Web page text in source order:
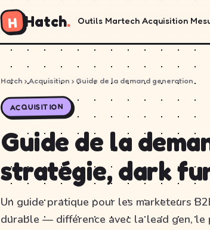
H Hatch. Outils Martech Acquisition
Hatch › Acquisition › Guide de la demand generation
ACQUISITION
Guide de la
stratégie, dark
Un guide pratique pour les marketeurs
durable — différence avec la lead gen,